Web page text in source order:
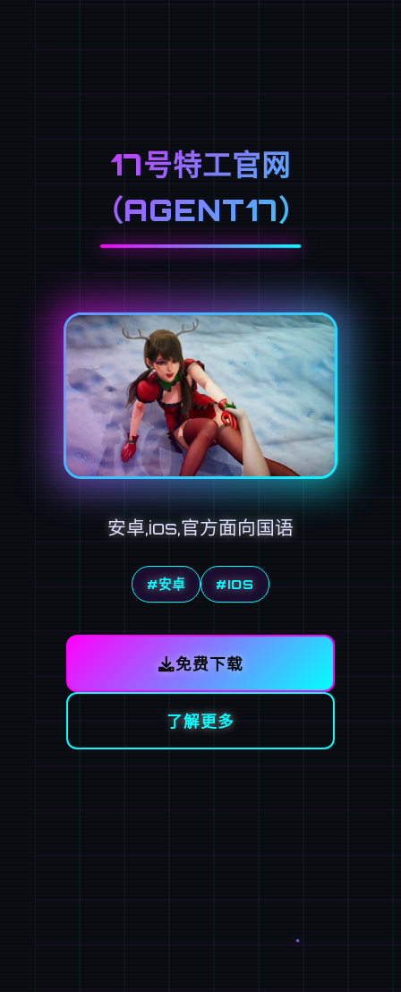
17号特工官网
（AGENT17）
安卓,ios,官方面向国语
#安卓 #IOS
免费下载
了解更多